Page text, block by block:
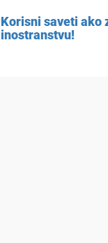
Korisni saveti ako
inostranstvu!